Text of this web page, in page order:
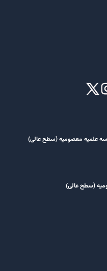
علمیه معصومیه‌ (سطح عالی)
(سطح عالی)